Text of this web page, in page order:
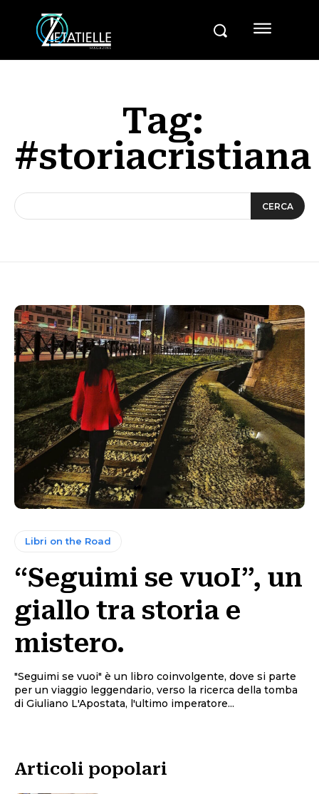
Tag:
#storiacristiana
CERCA
Libri on the Road
“Seguimi se vuoI”, un
giallo tra storia e
mistero.
"Seguimi se vuoi" è un libro coinvolgente, dove si parte
per un viaggio leggendario, verso la ricerca della tomba
di Giuliano L'Apostata, l'ultimo imperatore...
Articoli popolari